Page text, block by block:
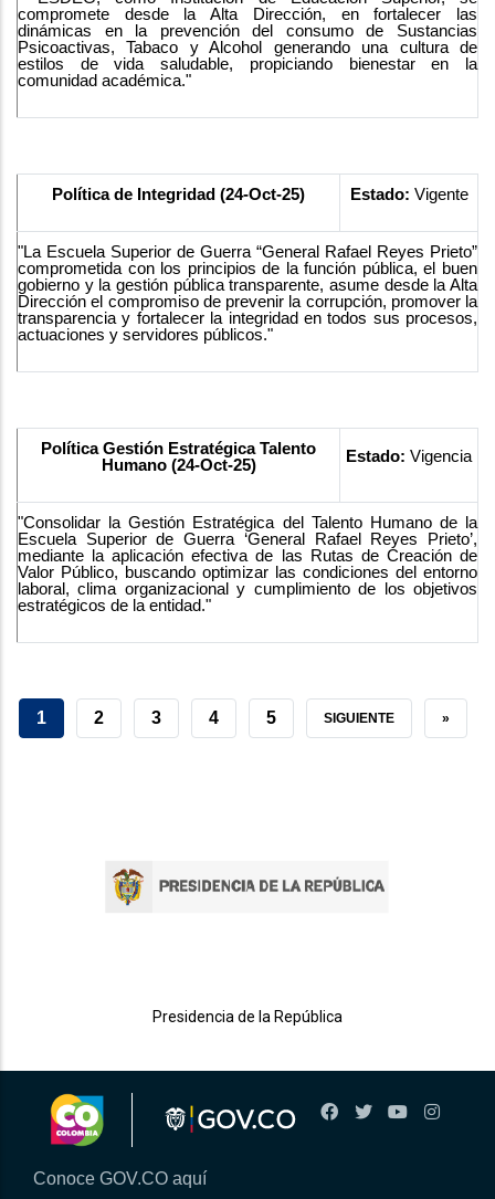
compromete desde la Alta Dirección, en fortalecer las
dinámicas en la prevención del consumo de Sustancias
Psicoactivas, Tabaco y Alcohol generando una cultura de
estilos de vida saludable, propiciando bienestar en la
comunidad académica."
Política de Integridad (24-Oct-25) Estado: Vigente
"La Escuela Superior de Guerra “General Rafael Reyes Prieto”
comprometida con los principios de la función pública, el buen
gobierno y la gestión pública transparente, asume desde la Alta
Dirección el compromiso de prevenir la corrupción, promover la
transparencia y fortalecer la integridad en todos sus procesos,
actuaciones y servidores públicos."
Política Gestión Estratégica Talento
Humano (24-Oct-25)
Estado: Vigencia
"Consolidar la Gestión Estratégica del Talento Humano de la
Escuela Superior de Guerra ‘General Rafael Reyes Prieto’,
mediante la aplicación efectiva de las Rutas de Creación de
Valor Público, buscando optimizar las condiciones del entorno
laboral, clima organizacional y cumplimiento de los objetivos
estratégicos de la entidad."
CURRENT
1 PAGE
2 PAGE
3 PAGE
4 PAGE
5 NEXT
SIGUIENTE LAST
»
Presidencia de la República
Conoce GOV.CO aquí